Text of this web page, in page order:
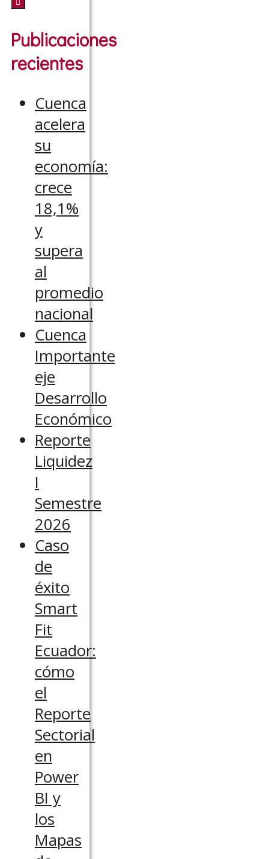
Publicaciones
recientes
Cuenca
acelera
su
economía:
crece
18,1%
y
supera
al
promedio
nacional
Cuenca
Importante
eje
Desarrollo
Económico
Reporte
Liquidez
I
Semestre
2026
Caso
de
éxito
Smart
Fit
Ecuador:
cómo
el
Reporte
Sectorial
en
Power
BI y
los
Mapas